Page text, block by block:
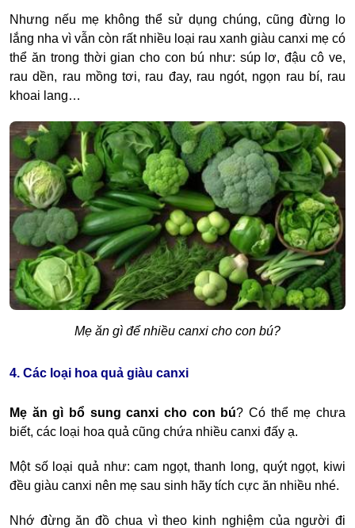
Nhưng nếu mẹ không thể sử dụng chúng, cũng đừng lo
lắng nha vì vẫn còn rất nhiều loại rau xanh giàu canxi mẹ có
thể ăn trong thời gian cho con bú như: súp lơ, đậu cô ve,
rau dền, rau mồng tơi, rau đay, rau ngót, ngọn rau bí, rau
khoai lang…
Mẹ ăn gì để nhiều canxi cho con bú?
4. Các loại hoa quả giàu canxi
Mẹ ăn gì bổ sung canxi cho con bú? Có thể mẹ chưa
biết, các loại hoa quả cũng chứa nhiều canxi đấy ạ.
Một số loại quả như: cam ngọt, thanh long, quýt ngọt, kiwi
đều giàu canxi nên mẹ sau sinh hãy tích cực ăn nhiều nhé.
Nhớ đừng ăn đồ chua vì theo kinh nghiệm của người đi